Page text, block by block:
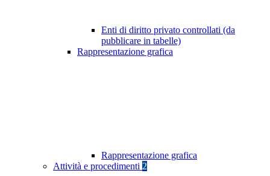
Enti di diritto privato controllati (da
pubblicare in tabelle)
Rappresentazione grafica
Rappresentazione grafica
Attività e procedimenti 2